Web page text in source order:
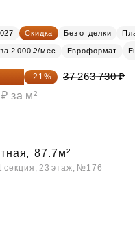
Скидка Без отделки
2 000 ₽/мес Евроформат
₽ -21%
37 263 730 ₽
за м²
87.7м²
секция, 23 этаж, №176